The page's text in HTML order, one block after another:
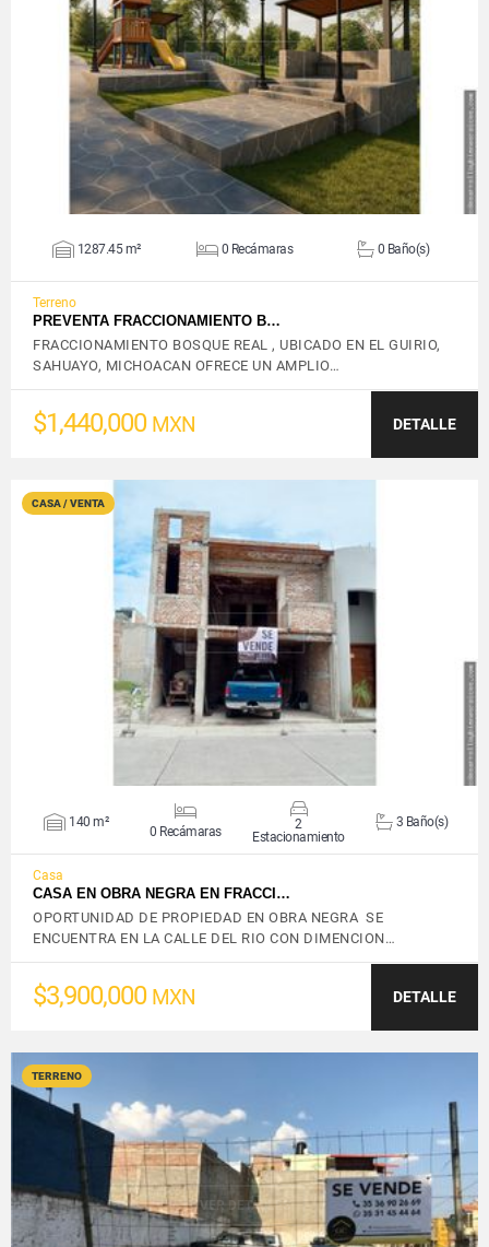
VER DETALLES
1287.45 m² 0 Recámaras 0 Baño(s)
Terreno
PREVENTA FRACCIONAMIENTO B…
FRACCIONAMIENTO BOSQUE REAL , UBICADO EN EL GUIRIO,
SAHUAYO, MICHOACAN OFRECE UN AMPLIO…
$1,440,000 MXN DETALLE
CASA / VENTA
VER DETALLES
140 m²
0 Recámaras
2
Estacionamiento
3 Baño(s)
Casa
CASA EN OBRA NEGRA EN FRACCI…
OPORTUNIDAD DE PROPIEDAD EN OBRA NEGRA SE
ENCUENTRA EN LA CALLE DEL RIO CON DIMENCION…
$3,900,000 MXN DETALLE
TERRENO
VER DETALLES